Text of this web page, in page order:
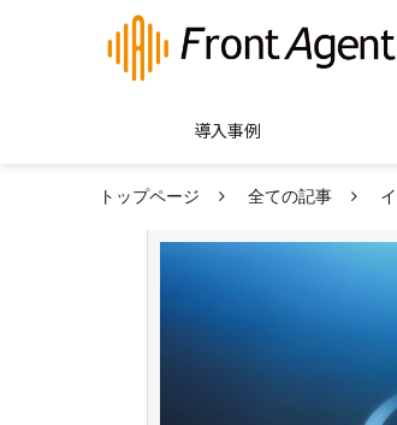
導入事例
トップページ 全ての記事